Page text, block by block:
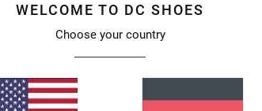
Weil sie mir rein Optisch sehr gut gefallen alles
WELCOME TO DC SHOES
Choose your country